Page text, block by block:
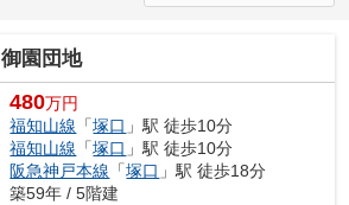
御園団地
480万円
福知山線 「塚口 」駅 徒歩10分
福知山線 「塚口 」駅 徒歩10分
阪急神戸本線 「塚口 」駅 徒歩18分
築59年 / 5階建